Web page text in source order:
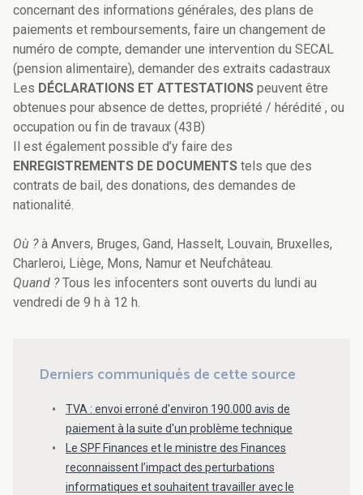
concernant des informations générales, des plans de
paiements et remboursements, faire un changement de
numéro de compte, demander une intervention du SECAL
(pension alimentaire), demander des extraits cadastraux
Les DÉCLARATIONS ET ATTESTATIONS peuvent être
obtenues pour absence de dettes, propriété / hérédité , ou
occupation ou fin de travaux (43B)
Il est également possible d’y faire des
ENREGISTREMENTS DE DOCUMENTS tels que des
contrats de bail, des donations, des demandes de
nationalité.
Où ?à Anvers, Bruges, Gand, Hasselt, Louvain, Bruxelles,
Charleroi, Liège, Mons, Namur et Neufchâteau.
Quand ?Tous les infocenters sont ouverts du lundi au
vendredi de 9 h à 12 h.
Derniers communiqués de cette source
TVA : envoi erroné d'environ 190.000 avis de
paiement à la suite d'un problème technique
Le SPF Finances et le ministre des Finances
reconnaissent l’impact des perturbations
informatiques et souhaitent travailler avec le